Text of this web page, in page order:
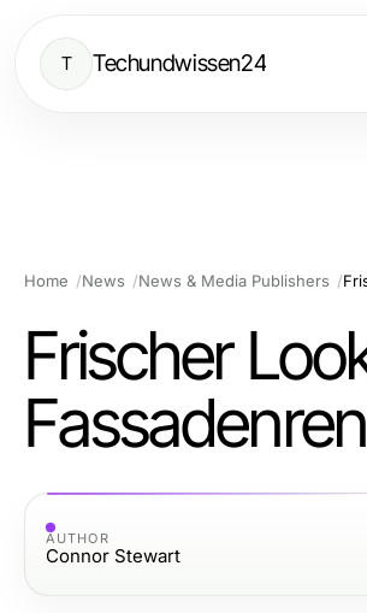
T Techundwissen24
Home News News & Media Publishers
Frischer
AUTHOR
Connor Stewart